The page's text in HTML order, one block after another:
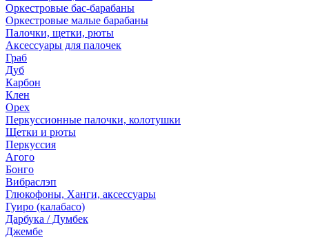
Оркестровые бас-барабаны
Оркестровые малые барабаны
Палочки, щетки, рюты
Аксессуары для палочек
Граб
Дуб
Карбон
Клен
Орех
Перкуссионные палочки, колотушки
Щетки и рюты
Перкуссия
Агого
Бонго
Вибраслэп
Глюкофоны, Ханги, аксессуары
Гуиро (калабасо)
Дарбука / Думбек
Джембе